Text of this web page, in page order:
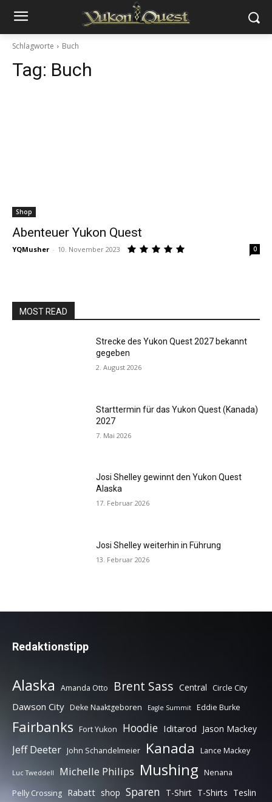
Schlagworte Buch
Tag: Buch
Shop
Abenteuer Yukon Quest
YQMusher - 10. November 2023 0
MOST READ
Strecke des Yukon Quest 2027 bekannt
gegeben
2. August 2026
Starttermin für das Yukon Quest (Kanada)
2027
7. Mai 2026
Josi Shelley gewinnt den Yukon Quest
Alaska
17. Februar 2026
Josi Shelley weiterhin in Führung
13. Februar 2026
Redaktionstipp
Alaska Amanda Otto Brent Sass Central Circle City
Dawson City Deke Naaktgeboren Eagle Summit Eddie Burke
Fairbanks Fort Yukon Hoodie Iditarod Jason Mackey
Jeff Deeter John Schandelmeier Kanada Lance Mackey
Luc Tweddell Michelle Philips Mushing Nenana
Pelly Crossing Rabatt shop Sparen T-Shirt T-Shirts Teslin